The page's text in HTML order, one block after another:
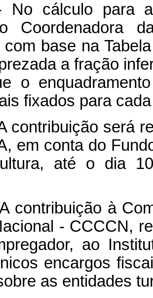
No cálculo para
Coordenadora
base na
a fração
o
fixados para
contribuição será
em conta do
até o dia
contribuição à
- CCCCN,
ao
encargos
as entidades